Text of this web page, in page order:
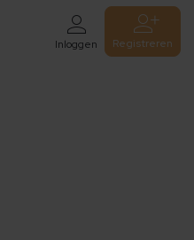
Inloggen Registreren